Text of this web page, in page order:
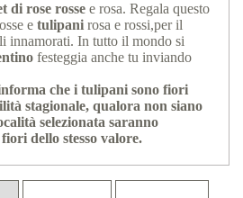
di rose rosse e rosa. Regala questo
etulipanirosa e rossi,per il
innamorati. In tutto il mondo si
festeggia anche tu inviando
che i tulipani sono fiori
stagionale, qualora non siano
selezionata saranno
dello stesso valore.